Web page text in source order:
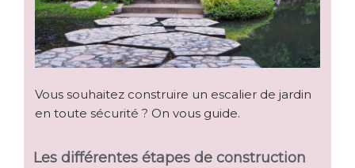
Vous souhaitez construire un escalier de jardin
en toute sécurité ? On vous guide.
Les différentes étapes de construction